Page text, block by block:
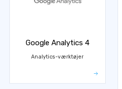
Google Analytics 4
Analytics-værktøjer